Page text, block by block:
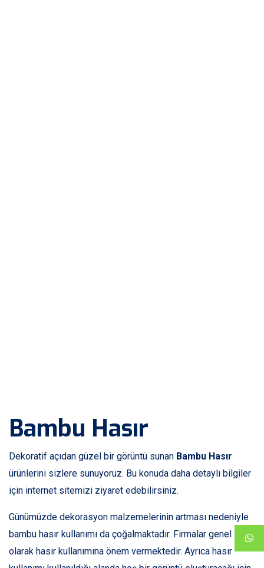
Bambu Hasır
Dekoratif açıdan güzel bir görüntü sunan Bambu Hasır
ürünlerini sizlere sunuyoruz. Bu konuda daha detaylı bilgiler
için internet sitemizi ziyaret edebilirsiniz.
Günümüzde dekorasyon malzemelerinin artması nedeniyle
bambu hasır kullanımı da çoğalmaktadır. Firmalar genel
olarak hasır kullanımına önem vermektedir. Ayrıca hasır